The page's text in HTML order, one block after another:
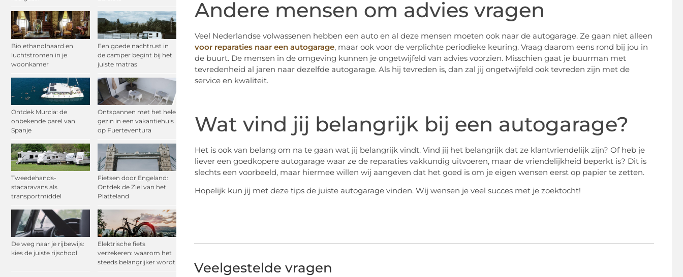
Bio ethanolhaard en
luchtstromen in je
woonkamer
Een goede nachtrust in
de camper begint bij het
juiste matras
Ontdek Murcia: de
onbekende parel van
Spanje
Ontspannen met het hele
gezin in een vakantiehuis
op Fuerteventura
Tweedehands-
stacaravans als
transportmiddel
Fietsen door Engeland:
Ontdek de Ziel van het
Platteland
De weg naar je rijbewijs:
kies de juiste rijschool
Elektrische fiets
verzekeren: waarom het
steeds belangrijker wordt
Andere mensen om advies vragen
Veel Nederlandse volwassenen hebben een auto en al deze mensen moeten ook naar de autogarage. Ze gaan niet alleen
voor reparaties naar een autogarage, maar ook voor de verplichte periodieke keuring. Vraag daarom eens rond bij jou in
de buurt. De mensen in de omgeving kunnen je ongetwijfeld van advies voorzien. Misschien gaat je buurman met
tevredenheid al jaren naar dezelfde autogarage. Als hij tevreden is, dan zal jij ongetwijfeld ook tevreden zijn met de
service en kwaliteit.
Wat vind jij belangrijk bij een autogarage?
Het is ook van belang om na te gaan wat jij belangrijk vindt. Vind jij het belangrijk dat ze klantvriendelijk zijn? Of heb je
liever een goedkopere autogarage waar ze de reparaties vakkundig uitvoeren, maar de vriendelijkheid beperkt is? Dit is
slechts een voorbeeld, maar hiermee willen wij aangeven dat het goed is om je eigen wensen eerst op papier te zetten.
Hopelijk kun jij met deze tips de juiste autogarage vinden. Wij wensen je veel succes met je zoektocht!
Veelgestelde vragen